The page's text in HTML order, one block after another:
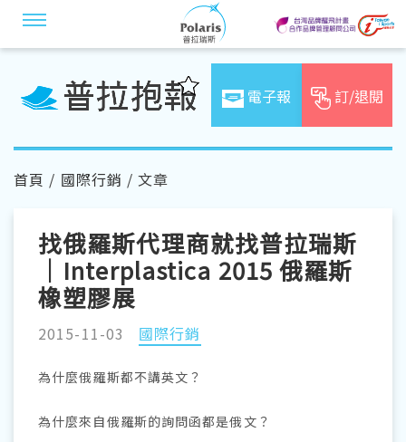
電子報 訂/退閱
首頁 / 國際行銷 / 文章
找俄羅斯代理商就找普拉瑞斯
｜Interplastica 2015 俄羅斯
橡塑膠展
2015-11-03 國際行銷
為什麼俄羅斯都不講英文？
為什麼來自俄羅斯的詢問函都是俄文？